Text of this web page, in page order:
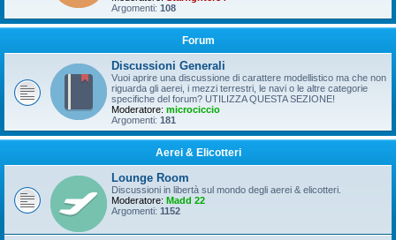
Argomenti: 108
Forum
Discussioni Generali
Vuoi aprire una discussione di carattere modellistico ma che non
riguarda gli aerei, i mezzi terrestri, le navi o le altre categorie
specifiche del forum? UTILIZZA QUESTA SEZIONE!
Moderatore: microciccio
Argomenti: 181
Aerei & Elicotteri
Lounge Room
Discussioni in libertà sul mondo degli aerei & elicotteri.
Moderatore: Madd 22
Argomenti: 1152